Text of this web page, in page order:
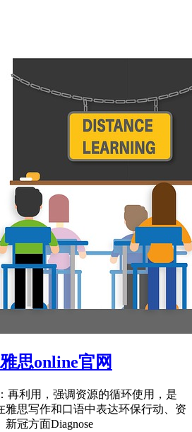
思online官网
再利用，强调资源的循环使用，是
雅思写作和口语中表达环保行动、资
冠方面Diagnose